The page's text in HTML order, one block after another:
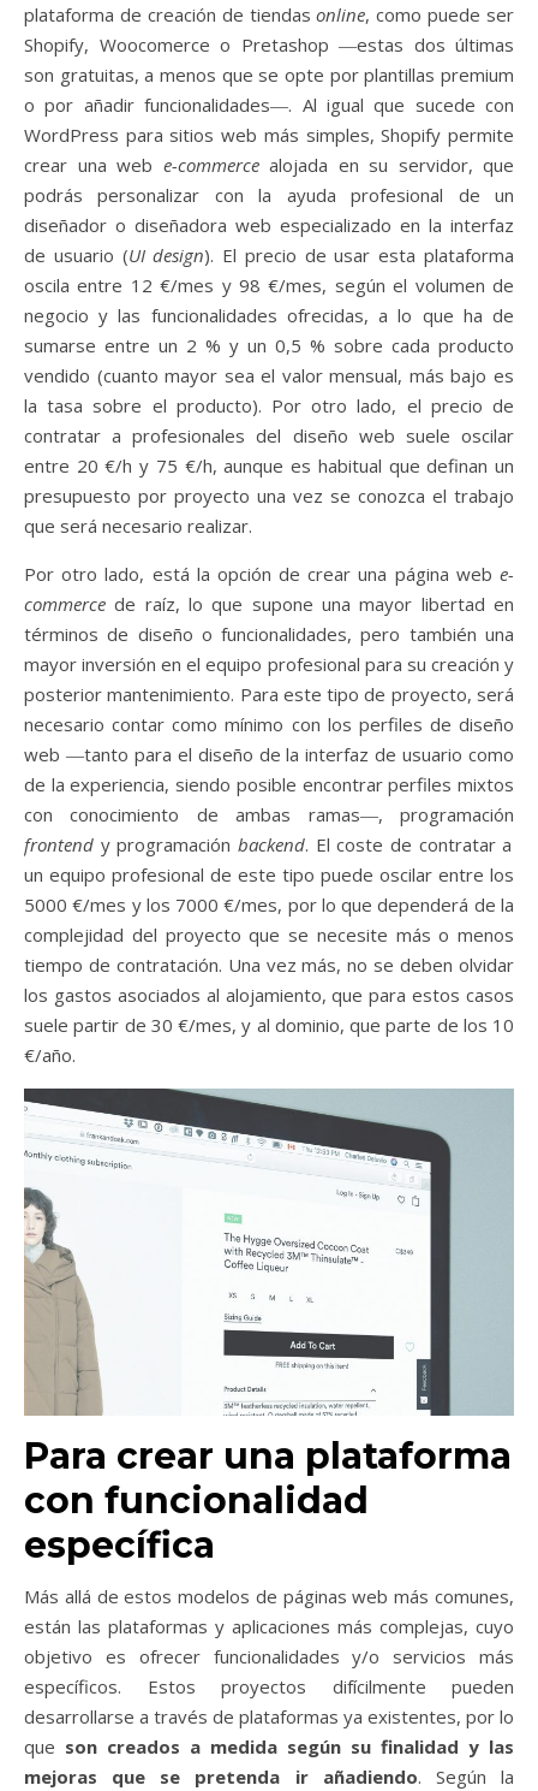
plataforma de creación de tiendas online, como puede ser
Shopify, Woocomerce o Pretashop ―estas dos últimas
son gratuitas, a menos que se opte por plantillas premium
o por añadir funcionalidades―. Al igual que sucede con
WordPress para sitios web más simples, Shopify permite
crear una web e-commercealojada en su servidor, que
podrás personalizar con la ayuda profesional de un
diseñador o diseñadora web especializado en la interfaz
de usuario (UI design). El precio de usar esta plataforma
oscila entre 12 €/mes y 98 €/mes, según el volumen de
negocio y las funcionalidades ofrecidas, a lo que ha de
sumarse entre un 2 % y un 0,5 % sobre cada producto
vendido (cuanto mayor sea el valor mensual, más bajo es
la tasa sobre el producto). Por otro lado, el precio de
contratar a profesionales del diseño web suele oscilar
entre 20 €/h y 75 €/h, aunque es habitual que definan un
presupuesto por proyecto una vez se conozca el trabajo
que será necesario realizar.
Por otro lado, está la opción de crear una página web e-
commercede raíz, lo que supone una mayor libertad en
términos de diseño o funcionalidades, pero también una
mayor inversión en el equipo profesional para su creación y
posterior mantenimiento. Para este tipo de proyecto, será
necesario contar como mínimo con los perfiles de diseño
web ―tanto para el diseño de la interfaz de usuario como
de la experiencia, siendo posible encontrar perfiles mixtos
con conocimiento de ambas ramas―, programación
frontend y programaciónbackend. El coste de contratar a
un equipo profesional de este tipo puede oscilar entre los
5000 €/mes y los 7000 €/mes, por lo que dependerá de la
complejidad del proyecto que se necesite más o menos
tiempo de contratación. Una vez más, no se deben olvidar
los gastos asociados al alojamiento, que para estos casos
suele partir de 30 €/mes, y al dominio, que parte de los 10
€/año.
Para crear una plataforma
con funcionalidad
específica
Más allá de estos modelos de páginas web más comunes,
están las plataformas y aplicaciones más complejas, cuyo
objetivo es ofrecer funcionalidades y/o servicios más
específicos. Estos proyectos difícilmente pueden
desarrollarse a través de plataformas ya existentes, por lo
que son creados a medida según su finalidad y las
mejoras que se pretenda ir añadiendo. Según la